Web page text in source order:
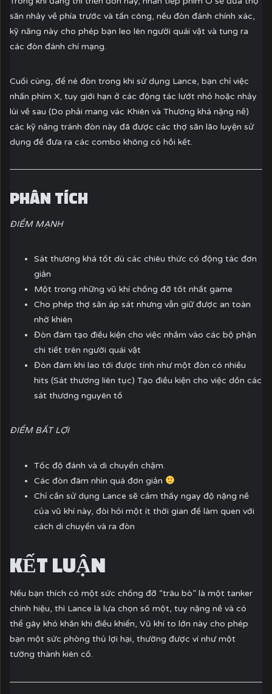
săn nhảy về phía trước và tấn công, nếu đòn đánh chính xác,
kỹ năng này cho phép bạn leo lên người quái vật và tung ra
các đòn đánh chí mạng.
Cuối cùng, để né đòn trong khi sử dụng Lance, bạn chỉ việc
nhấn phím X, tuy giới hạn ở các động tác lướt nhỏ hoặc nhảy
lùi về sau (Do phải mang vác Khiên và Thương khá nặng nề)
các kỹ năng tránh đòn này đã được các thợ săn lão luyện sử
dụng để đưa ra các combo không có hồi kết.
PHÂN TÍCH
ĐIỂM MẠNH
Sát thương khá tốt dù các chiêu thức có động tác đơn
giản
Một trong những vũ khí chống đỡ tốt nhất game
Cho phép thợ săn áp sát nhưng vẫn giữ được an toàn
nhờ khiên
Đòn đâm tạo điều kiện cho việc nhắm vào các bộ phận
chi tiết trên người quái vật
Đòn đâm khi lao tới được tính như một đòn có nhiều
hits (Sát thương liên tục) Tạo điều kiện cho việc dồn các
sát thương nguyên tố
ĐIỂM BẤT LỢI
Tốc độ đánh và di chuyển chậm.
Các đòn đâm nhìn quá đơn giản
Chỉ cần sử dụng Lance sẽ cảm thấy ngay độ nặng nề
của vũ khí này, đòi hỏi một ít thời gian để làm quen với
cách di chuyển và ra đòn
KẾT LUẬN
Nếu bạn thích có một sức chống đỡ “trâu bò” là một tanker
chính hiệu, thì Lance là lựa chọn số một, tuy nặng nề và có
thể gây khó khăn khi điều khiển, Vũ khí to lớn này cho phép
bạn một sức phòng thủ lợi hại, thường được ví như một
tường thành kiên cố.